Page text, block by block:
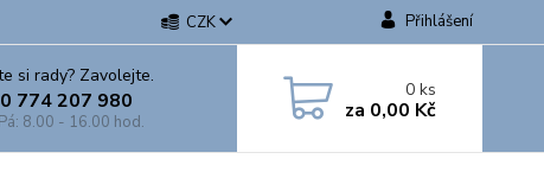
CZK Přihlášení
si rady? Zavolejte.
774 207 980
8.00 - 16.00 hod.
0ks
za 0,00 Kč